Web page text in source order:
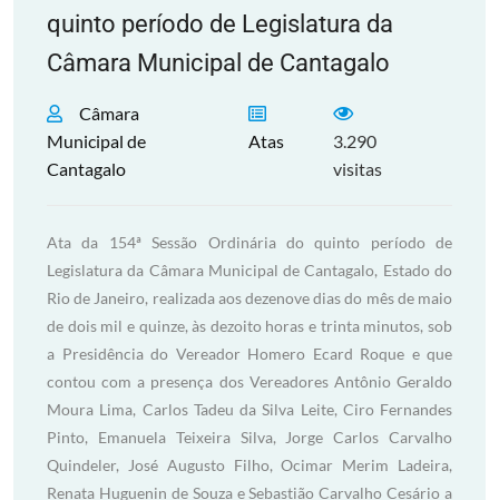
quinto período de Legislatura da
Câmara Municipal de Cantagalo
Câmara
Municipal de
Cantagalo
Atas
3.290
visitas
Ata da 154ª Sessão Ordinária do quinto período de
Legislatura da Câmara Municipal de Cantagalo, Estado do
Rio de Janeiro, realizada aos dezenove dias do mês de maio
de dois mil e quinze, às dezoito horas e trinta minutos, sob
a Presidência do Vereador Homero Ecard Roque e que
contou com a presença dos Vereadores Antônio Geraldo
Moura Lima, Carlos Tadeu da Silva Leite, Ciro Fernandes
Pinto, Emanuela Teixeira Silva, Jorge Carlos Carvalho
Quindeler, José Augusto Filho, Ocimar Merim Ladeira,
Renata Huguenin de Souza e Sebastião Carvalho Cesário a